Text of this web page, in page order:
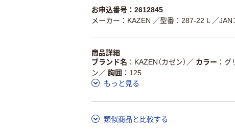
お申込番号：2612845
メーカー：KAZEN ／型番：287-22 L ／
商品詳細
ブランド名
KAZEN（カゼン） ／ カラー グ
ン ／ 胸囲
125
もっと見る
類似商品と比較する